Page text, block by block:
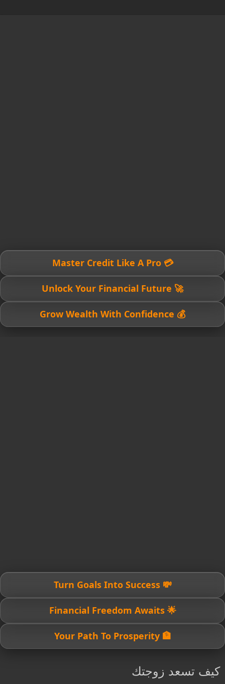
💳 Master Credit Like A Pro
🚀 Unlock Your Financial Future
💰 Grow Wealth With Confidence
💸 Turn Goals Into Success
🌟 Financial Freedom Awaits
🏦 Your Path To Prosperity
كيف تسعد زوجتك